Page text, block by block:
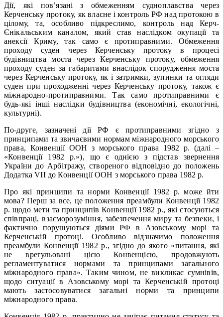
Дії, які пов’язані з обмеженням судноплавства через
Керченську протоку, як власне і контроль РФ над протокою в
цілому, та, особливо підкреслимо, контроль над Керч-
Єнікальським каналом, який став наслідком окупації та
анексії Криму, так само є протиправними. Обмеження
проходу суден через Керченську протоку в процесі
будівництва моста через Керченську протоку, обмеження
проходу суден за габаритами внаслідок спорудження моста
через Керченську протоку, як і затримки, зупинки та огляди
суден при проходженні через Керченську протоку, також є
міжнародно-протиправними. Так само протиправними є
будь-які інші наслідки будівництва (економічні, екологічні,
культурні).
По-друге, зазначені дії РФ є протиправними згідно з
принципами та звичаєвими нормам міжнародного морського
права, Конвенції ООН з морського права 1982 р. (далі –
«Конвенції 1982 р.»), що є однією з підстав звернення
України до Арбітражу, створеного відповідно до положень
Додатка VII до Конвенції ООН з морського права 1982 р.
Про які принципи та норми Конвенції 1982 р. може йти
мова? Перш за все, це положення преамбули Конвенції 1982
р. щодо мети та принципів Конвенції 1982 р., які стосуються
співпраці, взаєморозуміння, забезпечення миру та безпеки, і
фактично порушуються діями РФ в Азовському морі та
Керченській протоці. Особливо відзначимо положення
преамбули Конвенції 1982 р., згідно до якого «питання, які
не врегульовані цією Конвенцією, продовжують
регламентуватися нормами та принципами загального
міжнародного права». Таким чином, не викликає сумнівів,
щодо ситуації в Азовському морі та Керченській протоці
мають застосовуватися загальні норми та принципи
міжнародного права.